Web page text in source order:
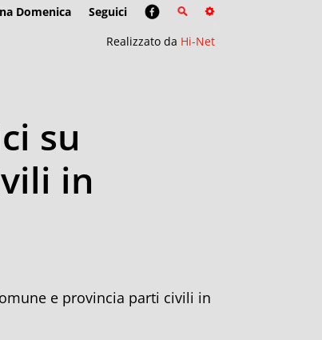
Domenica
Seguici
Realizzato da Hi-Net
su
in
e provincia parti civili in